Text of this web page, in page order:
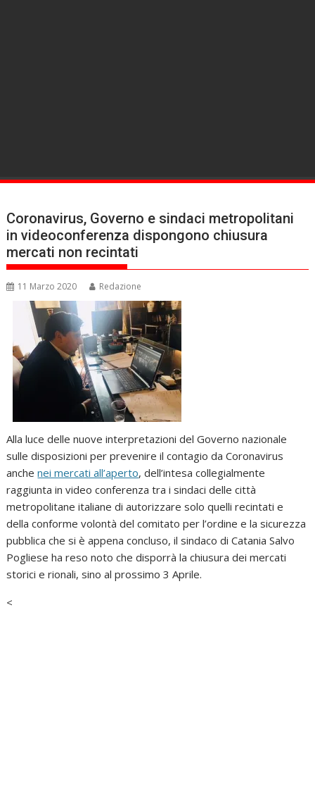
Coronavirus, Governo e sindaci metropolitani
in videoconferenza dispongono chiusura
mercati non recintati
11 Marzo 2020 Redazione
Alla luce delle nuove interpretazioni del Governo nazionale
sulle disposizioni per prevenire il contagio da Coronavirus
anchenei mercati all’aperto, dell’intesa collegialmente
raggiunta in video conferenza tra i sindaci delle città
metropolitane italiane di autorizzare solo quelli recintati e
della conforme volontà del comitato per l’ordine e la sicurezza
pubblica che si è appena concluso, il sindaco di Catania Salvo
Pogliese ha reso noto che disporrà la chiusura dei mercati
storici e rionali, sino al prossimo 3 Aprile.
<